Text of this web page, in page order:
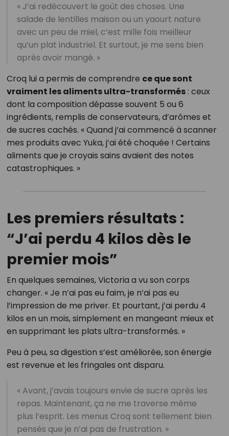
« J’ai redécouvert le goût des choses. Une
salade de lentilles maison ou un yaourt nature
avec un peu de miel, c’est mille fois meilleur
qu’un plat industriel. Et surtout, je me sens bien
après avoir mangé. »
Croq lui a permis de comprendre ce que sont
vraiment les aliments ultra-transformés: ceux
dont la composition dépasse souvent 5 ou 6
ingrédients, remplis de conservateurs, d’arômes et
de sucres cachés. « Quand j’ai commencé à scanner
mes produits avec Yuka, j’ai été choquée ! Certains
aliments que je croyais sains avaient des notes
catastrophiques. »
Les premiers résultats :
“J’ai perdu 4 kilos dès le
premier mois”
En quelques semaines, Victoria a vu son corps
changer. « Je n’ai pas eu faim, je n’ai pas eu
l’impression de me priver. Et pourtant, j’ai perdu 4
kilos en un mois, simplement en mangeant mieux et
en supprimant les plats ultra-transformés. »
Peu à peu, sa digestion s’est améliorée, son énergie
est revenue et les fringales ont disparu.
« Avant, j’avais toujours envie de sucre après les
repas. Maintenant, ça ne me traverse même
plus l’esprit. Les menus Croq sont tellement bien
pensés que je n’ai pas de frustration. »